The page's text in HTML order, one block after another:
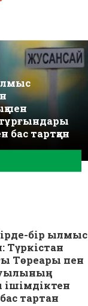
пен
тартқан
бір қылмыс
Түркістан
Төреарық пен
тартқан